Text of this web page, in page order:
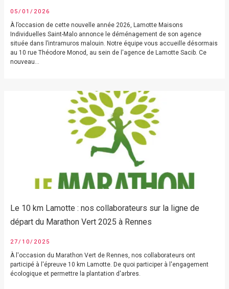
05/01/2026
À l’occasion de cette nouvelle année 2026, Lamotte Maisons
Individuelles Saint-Malo annonce le déménagement de son agence
située dans l’intramuros malouin. Notre équipe vous accueille désormais
au 10 rue Théodore Monod, au sein de l'agence de Lamotte Sacib. Ce
nouveau...
Le 10 km Lamotte : nos collaborateurs sur la ligne de
départ du Marathon Vert 2025 à Rennes
27/10/2025
À l'occasion du Marathon Vert de Rennes, nos collaborateurs ont
participé à l'épreuve 10 km Lamotte. De quoi participer à l'engagement
écologique et permettre la plantation d'arbres.